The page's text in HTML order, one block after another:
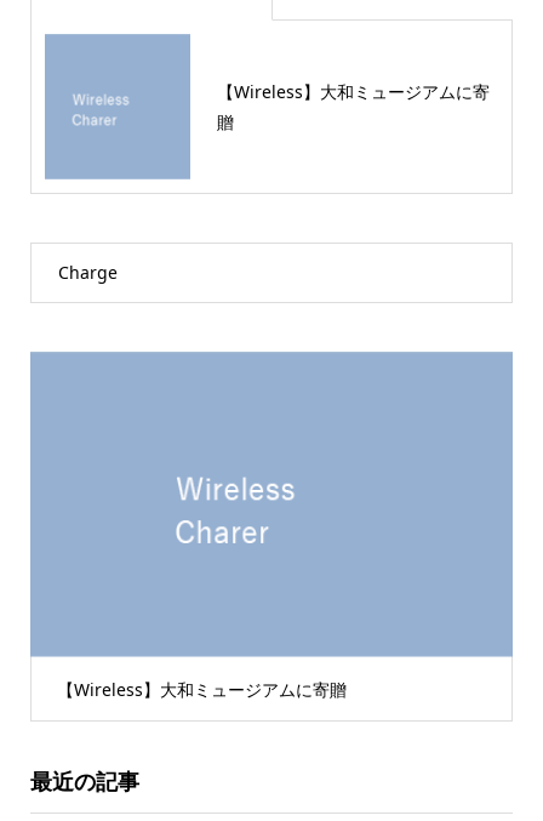
【Wireless】大和ミュージアムに寄
贈
Charge
【Wireless】大和ミュージアムに寄贈
最近の記事